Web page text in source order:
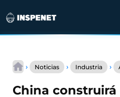
contenido
› Noticias › Industria ›
China construirá